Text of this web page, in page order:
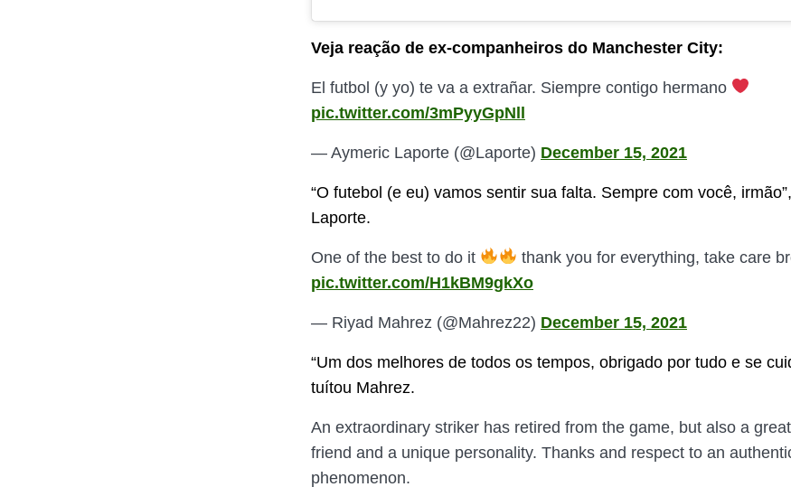
Veja reação de ex-companheiros do Manchester City:
El futbol (y yo) te va a extrañar. Siempre contigo hermano
pic.twitter.com/3mPyyGpNll
— Aymeric Laporte (@Laporte) December 15, 2021
“O futebol (e eu) vamos sentir sua falta. Sempre com você,
Laporte.
One of the best to do it
thank you for everything, take care
pic.twitter.com/H1kBM9gkXo
— Riyad Mahrez (@Mahrez22) December 15, 2021
“Um dos melhores de todos os tempos, obrigado por tudo e se
tuítou Mahrez.
An extraordinary striker has retired from the game, but also a
friend and a unique personality. Thanks and respect to an
phenomenon.